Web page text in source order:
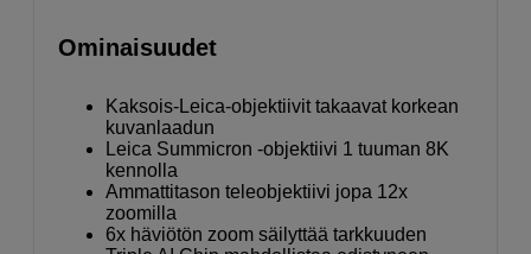
Ominaisuudet
Kaksois-Leica-objektiivit takaavat korkean
kuvanlaadun
Leica Summicron -objektiivi 1 tuuman 8K
kennolla
Ammattitason teleobjektiivi jopa 12x
zoomilla
6x häviötön zoom säilyttää tarkkuuden